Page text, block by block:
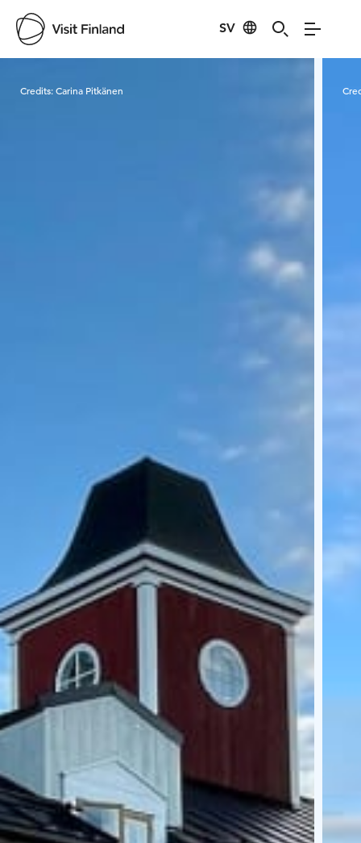
SV
Credits:Carina Pitkänen